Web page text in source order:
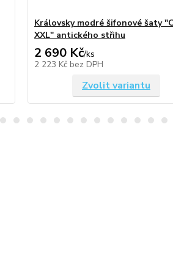
Královsky modré šifonové šaty
XXL" antického střihu
2 690 Kč/ks
2 223 Kč bez DPH
Zvolit variantu